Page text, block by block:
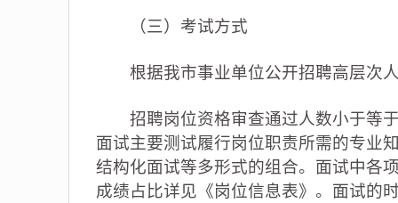
（三）考试方式
根据我市事业单位公开招聘高层次人
招聘岗位资格审查通过人数小于等于
面试主要测试履行岗位职责所需的专业
结构化面试等多形式的组合。面试中各
成绩占比详见《岗位信息表》。面试的